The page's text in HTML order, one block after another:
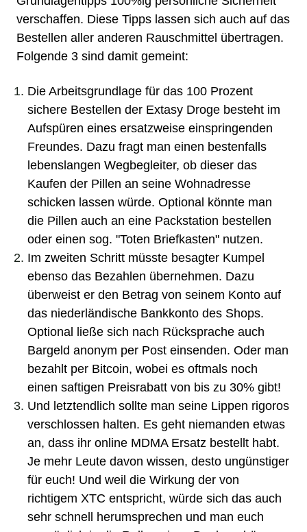
verschaffen. Diese Tipps lassen sich auch auf das
Bestellen aller anderen Rauschmittel übertragen.
Folgende 3 sind damit gemeint:
Die Arbeitsgrundlage für das 100 Prozent
sichere Bestellen der Extasy Droge besteht im
Aufspüren eines ersatzweise einspringenden
Freundes. Dazu fragt man einen bestenfalls
lebenslangen Wegbegleiter, ob dieser das
Kaufen der Pillen an seine Wohnadresse
schicken lassen würde. Optional könnte man
die Pillen auch an eine Packstation bestellen
oder einen sog. "Toten Briefkasten" nutzen.
Im zweiten Schritt müsste besagter Kumpel
ebenso das Bezahlen übernehmen. Dazu
überweist er den Betrag von seinem Konto auf
das niederländische Bankkonto des Shops.
Optional ließe sich nach Rücksprache auch
Bargeld anonym per Post einsenden. Oder man
bezahlt per Bitcoin, wobei es oftmals noch
einen saftigen Preisrabatt von bis zu 30% gibt!
Und letztendlich sollte man seine Lippen rigoros
verschlossen halten. Es geht niemanden etwas
an, dass ihr online MDMA Ersatz bestellt habt.
Je mehr Leute davon wissen, desto ungünstiger
für euch! Und weil die Wirkung der von
richtigem XTC entspricht, würde sich das auch
sehr schnell herumsprechen und man euch